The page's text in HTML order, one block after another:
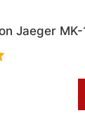
Jaeger